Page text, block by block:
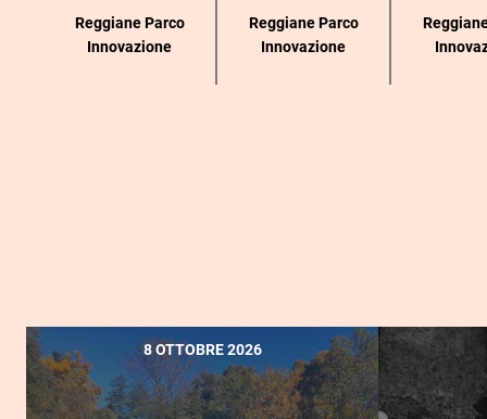
Reggiane Parco
Innovazione
Reggiane Parco
Innovazione
8 OTTOBRE 2026